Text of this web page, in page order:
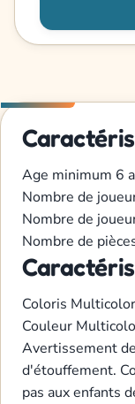
Age minimum 6
Nombre de
Nombre de
Nombre de
Coloris
Couleur
Avertissement
d'étouffement.
pas aux enfants